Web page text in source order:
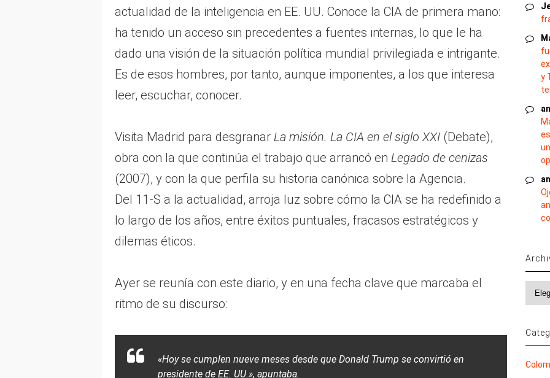
actualidad de la inteligencia en EE. UU. Conoce la CIA de primera mano:
ha tenido un acceso sin precedentes a fuentes internas, lo que le ha
dado una visión de la situación política mundial privilegiada e intrigante.
Es de esos hombres, por tanto, aunque imponentes, a los que interesa
leer, escuchar, conocer.
Visita Madrid para desgranar La misión. La CIA en el siglo XXI(Debate),
obra con la que continúa el trabajo que arrancó en Legado de cenizas
(2007), y con la que perfila su historia canónica sobre la Agencia.
Del 11-S a la actualidad, arroja luz sobre cómo la CIA se ha redefinido a
lo largo de los años, entre éxitos puntuales, fracasos estratégicos y
dilemas éticos.
Ayer se reunía con este diario, y en una fecha clave que marcaba el
ritmo de su discurso:
«Hoy se cumplen nueve meses desde que Donald Trump se convirtió en
presidente de EE. UU.», apuntaba.
y